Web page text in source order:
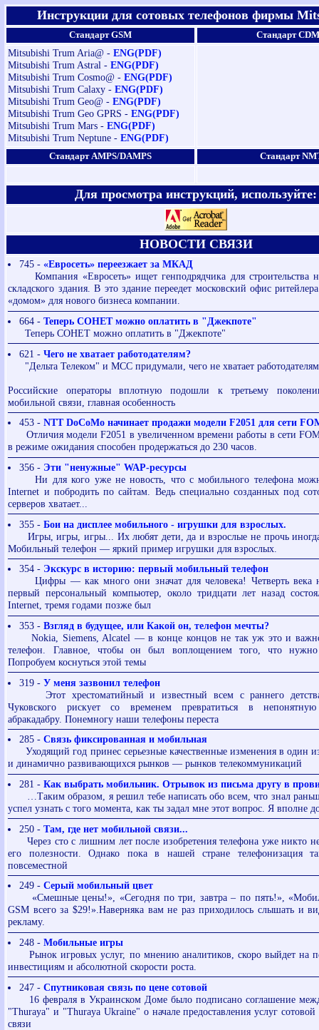
Инструкции для сотовых телефонов фирмы
Стандарт GSM Стандарт
Mitsubishi Trum Aria@ -ENG(PDF)
Mitsubishi Trum Astral -ENG(PDF)
Mitsubishi Trum Cosmo@ -ENG(PDF)
Mitsubishi Trum Calaxy -ENG(PDF)
Mitsubishi Trum Geo@ -ENG(PDF)
Mitsubishi Trum Geo GPRS -ENG(PDF)
Mitsubishi Trum Mars -ENG(PDF)
Mitsubishi Trum Neptune -ENG(PDF)
Стандарт AMPS/DAMPS Стандарт
Для просмотра инструкций, используйте:
НОВОСТИ СВЯЗИ
745 - «Евросеть» переезжает за МКАД
Компания «Евросеть» ищет генподрядчика для строительства
складского здания. В это здание переедет московский офис
«домом» для нового бизнеса компании.
664 - Теперь СОНЕТ можно оплатить в "Джекпоте"
Теперь СОНЕТ можно оплатить в "Джекпоте"
621 - Чего не хватает работодателям?
"Дельта Телеком" и МСС придумали, чего не хватает работодателям
Российские операторы вплотную подошли к третьему
мобильной связи, главная особенность
453 - NTT DoCoMo начинает продажи модели F2051 для сети
Отличия модели F2051 в увеличенном времени работы в сети
в режиме ожидания способен продержаться до 230 часов.
356 - Эти "ненужные" WAP-ресурсы
Ни для кого уже не новость, что с мобильного телефона
Internet и побродить по сайтам. Ведь специально созданных под
серверов хватает...
355 - Бои на дисплее мобильного - игрушки для взрослых.
Игры, игры, игры... Их любят дети, да и взрослые не прочь иногда
Мобильный телефон — яркий пример игрушки для взрослых.
354 - Экскурс в историю: первый мобильный телефон
Цифры — как много они значат для человека! Четверть века
первый персональный компьютер, около тридцати лет назад
Internet, тремя годами позже был
353 - Взгляд в будущее, или Какой он, телефон мечты?
Nokia, Siemens, Alcatel — в конце концов не так уж это и
телефон. Главное, чтобы он был воплощением того, что
Попробуем коснуться этой темы
319 - У меня зазвонил телефон
Этот хрестоматийный и известный всем с раннего
Чуковского рискует со временем превратиться в
абракадабру. Понемногу наши телефоны переста
285 - Связь фиксированная и мобильная
Уходящий год принес серьезные качественные изменения в один
и динамично развивающихся рынков — рынков телекоммуникаций
281 - Как выбрать мобильник. Отрывок из письма другу в
…Таким образом, я решил тебе написать обо всем, что знал
успел узнать с того момента, как ты задал мне этот вопрос. Я вполне
250 - Там, где нет мобильной связи...
Через сто с лишним лет после изобретения телефона уже никто не
его полезности. Однако пока в нашей стране телефонизация
повсеместной
249 - Cерый мобильный цвет
«Смешные цены!», «Сегодня по три, завтра – по пять!»,
GSM всего за $29!».Наверняка вам не раз приходилось слышать и
рекламу.
248 - Мобильные игры
Рынок игровых услуг, по мнению аналитиков, скоро выйдет на
инвестициям и абсолютной скорости роста.
247 - Спутниковая связь по цене сотовой
16 февраля в Украинском Доме было подписано соглашение
"Thuraya" и "Thuraya Ukraine" о начале предоставления услуг
связи